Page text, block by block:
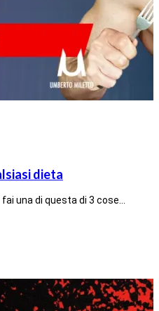
dieta
una di questa di 3 cose…